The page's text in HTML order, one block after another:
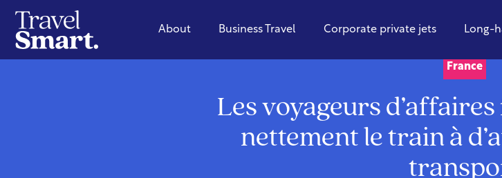
About Business Travel Corporate private jets Long-
France
Les voyageurs
nettement le train à